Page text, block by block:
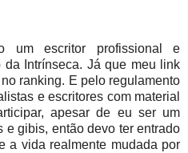
um escritor profissional e
Intrínseca. Já que meu link
ranking. E pelo regulamento
e escritores com material
apesar de eu ser um
e gibis, então devo ter entrado
a vida realmente mudada por